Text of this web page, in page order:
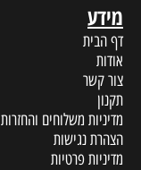
מידע
דף הבית
אודות
צור קשר
תקנון
מדיניות משלוחים והחזרות
הצהרת נגישות
מדיניות פרטיות